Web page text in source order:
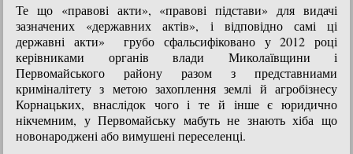
Те що «правові акти», «правові підстави» для видачі
зазначених «державних актів», і відповідно самі ці
державні акти» грубо сфальсифіковано у 2012 році
керівниками органів влади Миколаївщини і
Первомайського району разом з представниами
криміналітету з метою захоплення землі й агробізнесу
Корнацьких, внаслідок чого і те й інше є юридично
нікчемним, у Первомайську мабуть не знають хіба що
новонароджені або вимушені переселенці.